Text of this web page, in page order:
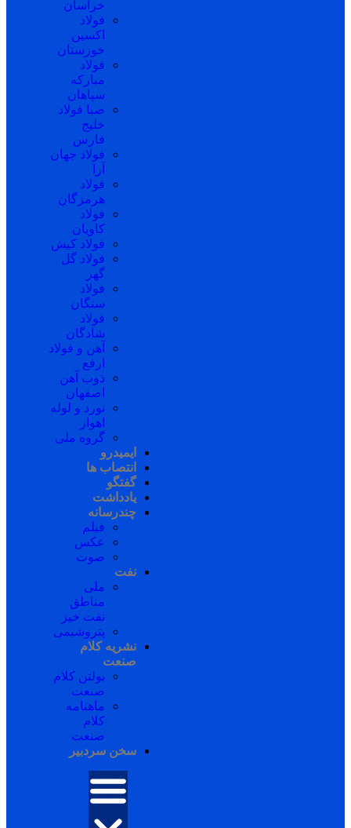
خراسان
فولاد
اکسین
خوزستان
فولاد
مبارکه
سپاهان
صبا فولاد
خلیج
فارس
فولاد جهان
آرا
فولاد
هرمزگان
فولاد
کاویان
فولاد کیش
فولاد گل
گهر
فولاد
سنگان
فولاد
شادگان
آهن و فولاد
ارفع
ذوب آهن
اصفهان
نورد و لوله
اهواز
گروه ملی
ایمیدرو
انتصاب ها
گفتگو
یادداشت
چندرسانه
فیلم
عکس
صوت
نفت
ملی
مناطق
نفت خیز
پتروشیمی
نشریه کلام
صنعت
بولتن کلام
صنعت
ماهنامه
کلام
صنعت
سخن سردبیر